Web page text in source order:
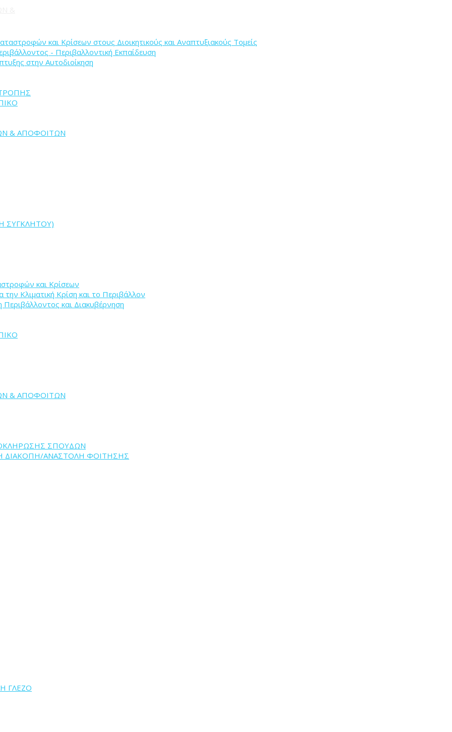
&
και Κρίσεων στους Διοικητικούς και Αναπτυξιακούς Τομείς
- Περιβαλλοντική Εκπαίδευση
στην Αυτοδιοίκηση
& ΑΠΟΦΟΙΤΩΝ
ΣΥΓΚΛΗΤΟΥ)
και Κρίσεων
την Κλιματική Κρίση και το Περιβάλλον
Περιβάλλοντος και Διακυβέρνηση
& ΑΠΟΦΟΙΤΩΝ
ΣΠΟΥΔΩΝ
ΔΙΑΚΟΠΗ/ΑΝΑΣΤΟΛΗ ΦΟΙΤΗΣΗΣ
ΓΛΕΖΟ